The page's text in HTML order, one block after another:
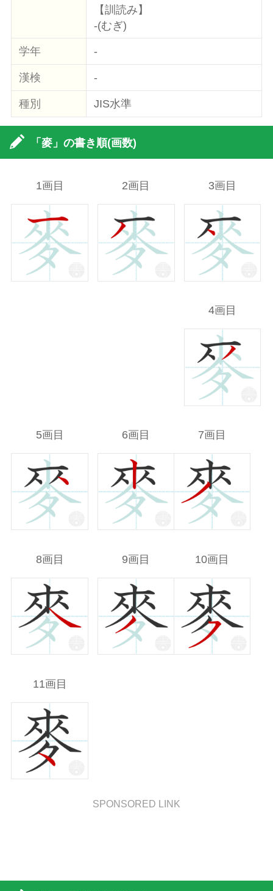
【訓読み】
-(むぎ)
学年 -
漢検 -
種別 JIS水準
「麥」の書き順(画数)
1画目 2画目 3画目
4画目
5画目 6画目 7画目
8画目 9画目 10画目
11画目
SPONSORED LINK